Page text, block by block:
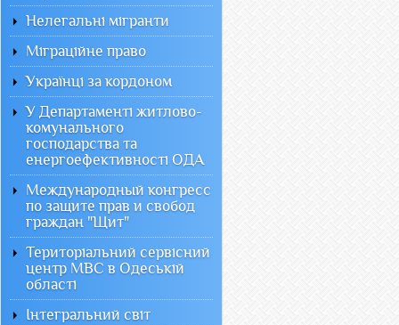
Нелегальні мігранти
Міграційне право
Українці за кордоном
У Департаменті житлово-
комунального
господарства та
енергоефективності ОДА
Международный конгресс
по защите прав и свобод
граждан "Щит"
Територіальний сервісний
центр МВС в Одеській
області
Інтегральний світ